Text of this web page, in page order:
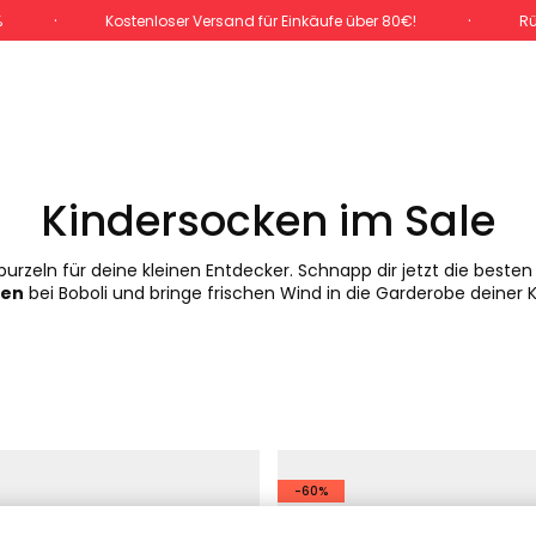
Kostenloser Versand für Einkäufe über 80€!
Kindersocken im Sale
für deine kleinen Entdecker. Schnapp dir jetzt die
bei Boboli und bringe frischen Wind in die Garderobe deiner
-60%